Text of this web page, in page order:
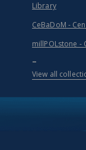
Library
CeBaDoM -
millPOLstone -
...
View all